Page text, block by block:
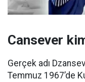
Cansever
Gerçek adı
Temmuz 1967’de